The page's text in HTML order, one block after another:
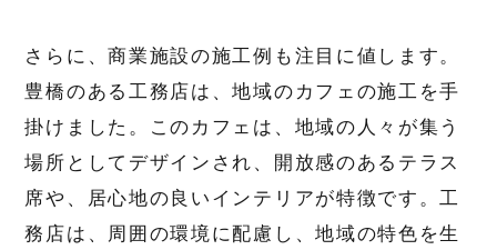
さらに、商業施設の施工例も注目に値します。
豊橋のある工務店は、地域のカフェの施工を手
掛けました。このカフェは、地域の人々が集う
場所としてデザインされ、開放感のあるテラス
席や、居心地の良いインテリアが特徴です。工
務店は、周囲の環境に配慮し、地域の特色を生